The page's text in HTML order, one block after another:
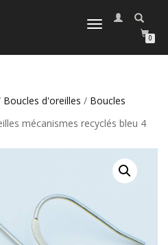
DÉPLIER
0
Boucles d'oreilles / Boucles
mécanismes recyclés bleu 4